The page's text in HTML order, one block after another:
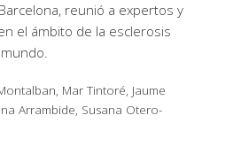
​​reunió a expertos y
el ámbito de la esclerosis
Mar Tintoré, Jaume
Arrambide, Susana Otero-